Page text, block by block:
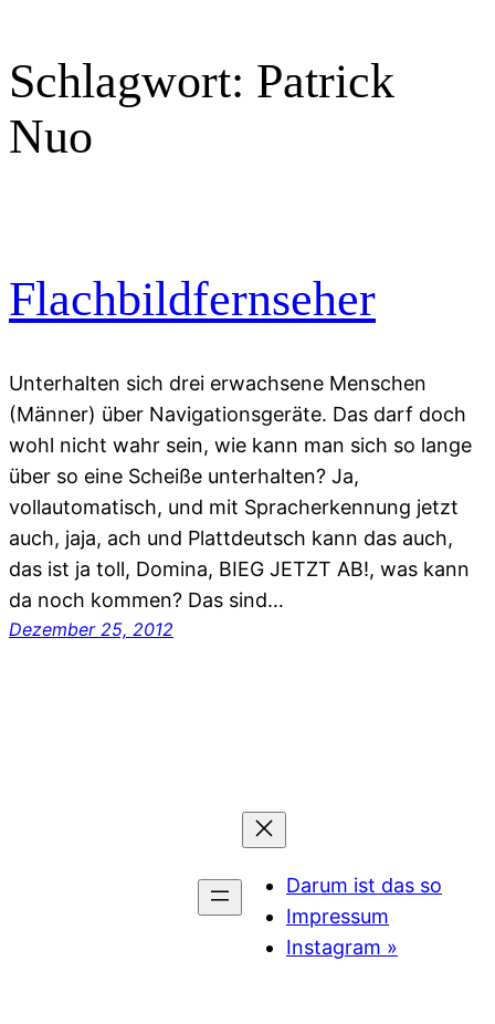
Schlagwort: Patrick
Nuo
Flachbildfernseher
Unterhalten sich drei erwachsene Menschen
(Männer) über Navigationsgeräte. Das darf doch
wohl nicht wahr sein, wie kann man sich so lange
über so eine Scheiße unterhalten? Ja,
vollautomatisch, und mit Spracherkennung jetzt
auch, jaja, ach und Plattdeutsch kann das auch,
das ist ja toll, Domina, BIEG JETZT AB!, was kann
da noch kommen? Das sind…
Dezember 25, 2012
Darum ist das so
Impressum
Instagram »